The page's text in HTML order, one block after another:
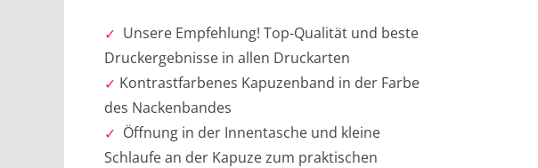
Unsere Empfehlung! Top-Qualität und beste
Druckergebnisse in allen Druckarten
Kontrastfarbenes Kapuzenband in der Farbe
des Nackenbandes
Öffnung in der Innentasche und kleine
Schlaufe an der Kapuze zum praktischen